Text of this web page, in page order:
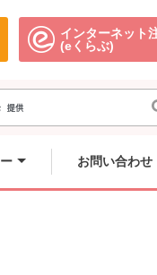
ウで開きます。
インターネット
(eくらぶ)別のウィ
お問い合わせ